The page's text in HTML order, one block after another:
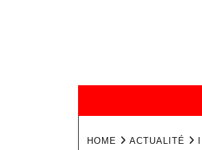
HOME ACTUALITÉ